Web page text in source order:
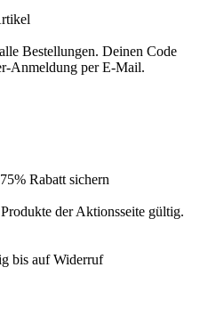
Bestellungen. Deinen Code
Anmeldung per E-Mail.
Rabatt sichern
der Aktionsseite gültig.
bis auf Widerruf